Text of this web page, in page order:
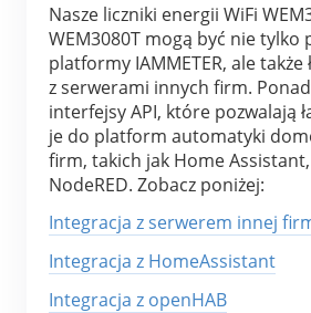
Nasze liczniki energii WiFi
WEM3080T mogą być nie tylko
platformy IAMMETER, ale także
z serwerami innych firm.
interfejsy API, które pozwalają
je do platform automatyki
firm, takich jak Home
NodeRED. Zobacz poniżej:
Integracja z serwerem innej
Integracja z HomeAssistant
Integracja z openHAB